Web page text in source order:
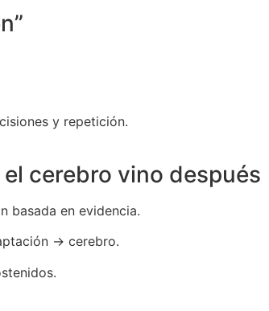
y repetición.
cerebro vino después
basada en evidencia.
→ cerebro.